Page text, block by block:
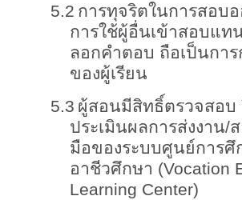
5.2 การทุจริตในการสอบ
การใช้ผู้อื่นเข้าสอบแท
ลอกคำตอบ ถือเป็นกา
ของผู้เรียน
5.3 ผู้สอนมีสิทธิ์ตรวจสอบ
ประเมินผลการส่งงาน/
มือของระบบศูนย์การศึ
อาชีวศึกษา (Vocation
Learning Center)